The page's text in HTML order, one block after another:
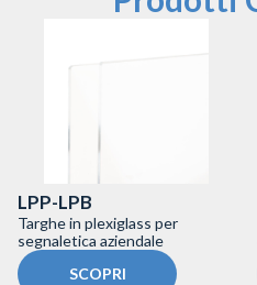
LPP-LPB
Targhe in plexiglass per
segnaletica aziendale
SCOPRI